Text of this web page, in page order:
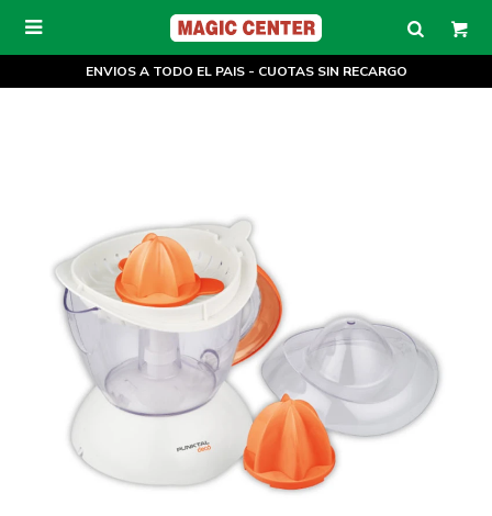

ENVIOS A TODO EL PAIS - CUOTAS SIN RECARGO